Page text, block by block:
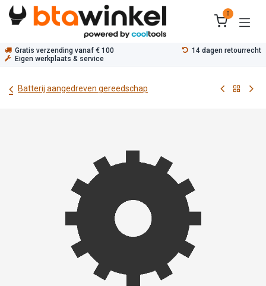
Overslaan naar inhoud
0
Gratis verzending vanaf € 100
14 dagen retourrecht
Eigen werkplaats & service
Batterij aangedreven gereedschap